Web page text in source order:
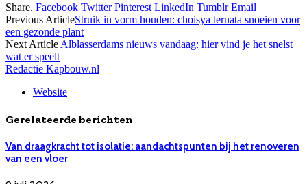
Share. Facebook Twitter Pinterest LinkedIn Tumblr Email
Previous ArticleStruik in vorm houden: choisya ternata snoeien voor
een gezonde plant
Next Article Alblasserdams nieuws vandaag: hier vind je het snelst
wat er speelt
Redactie Kapbouw.nl
Website
Gerelateerde berichten
Van draagkracht tot isolatie: aandachtspunten bij het renoveren
van een vloer